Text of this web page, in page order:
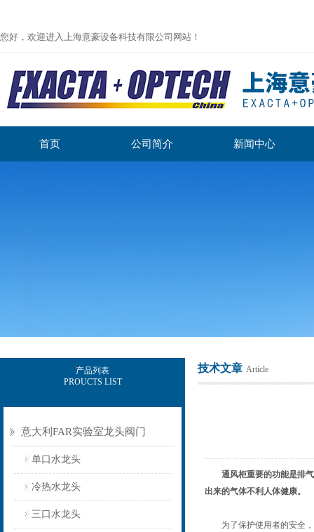
您好，欢迎进入上海意豪设备科技有限公司网站！
首页 公司简介 新闻中心
产品列表
PROUCTS LIST
意大利FAR实验室龙头阀门
单口水龙头
冷热水龙头
三口水龙头
技术文章 Article
通风柜重要的功能是排
出来的气体不利人体健康。
为了保护使用者的安全，